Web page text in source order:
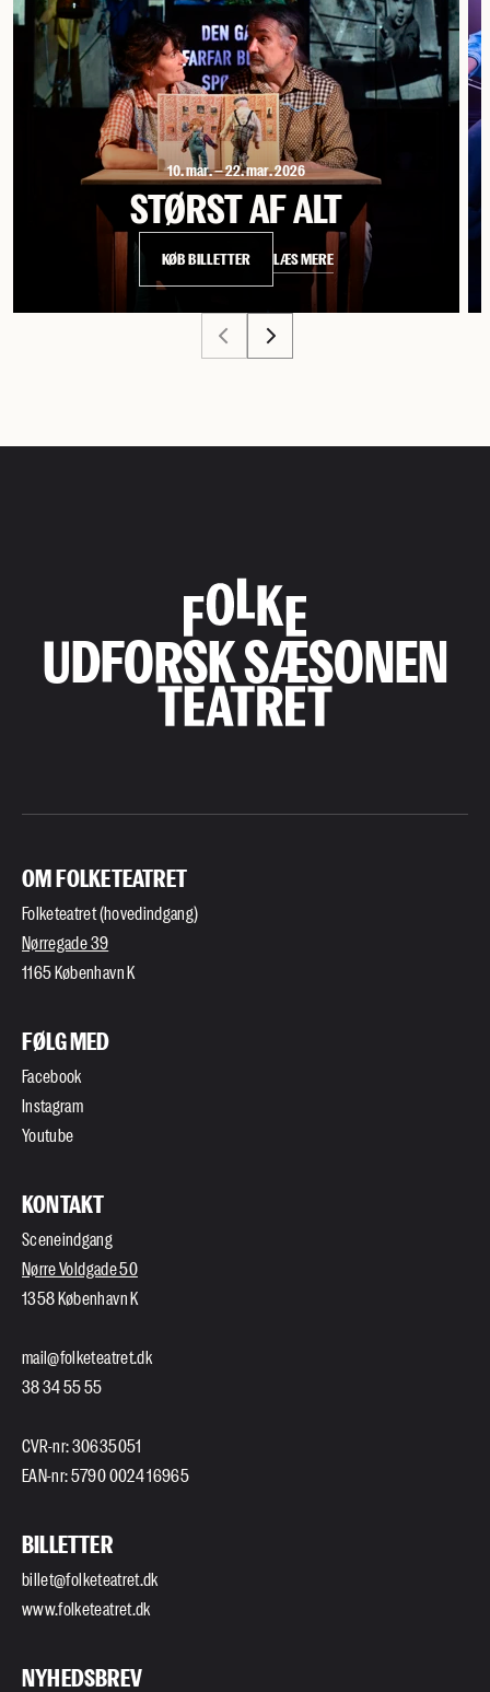
10. mar. – 22. mar. 2026
STØRST AF ALT
KØB BILLETTER LÆS MERE
UDFORSK SÆSONEN
OM FOLKETEATRET
Folketeatret (hovedindgang)
Nørregade 39
1165 København K
FØLG MED
Facebook
Instagram
Youtube
KONTAKT
Sceneindgang
Nørre Voldgade 50
1358 København K
mail@folketeatret.dk
38 34 55 55
CVR-nr: 30635051
EAN-nr: 5790 0024 16965
BILLETTER
billet@folketeatret.dk
www.folketeatret.dk
NYHEDSBREV